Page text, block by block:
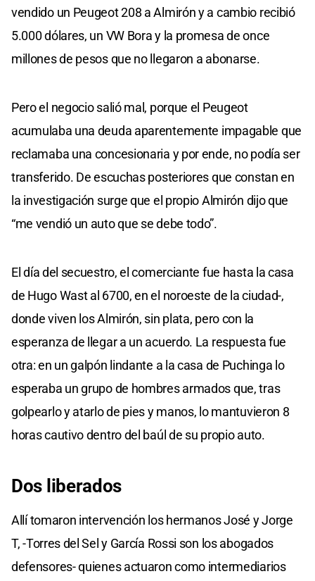
vendido un Peugeot 208 a Almirón y a cambio recibió
5.000 dólares, un VW Bora y la promesa de once
millones de pesos que no llegaron a abonarse.
Pero el negocio salió mal, porque el Peugeot
acumulaba una deuda aparentemente impagable que
reclamaba una concesionaria y por ende, no podía ser
transferido. De escuchas posteriores que constan en
la investigación surge que el propio Almirón dijo que
“me vendió un auto que se debe todo”.
El día del secuestro, el comerciante fue hasta la casa
de Hugo Wast al 6700, en el noroeste de la ciudad-,
donde viven los Almirón, sin plata, pero con la
esperanza de llegar a un acuerdo. La respuesta fue
otra: en un galpón lindante a la casa de Puchinga lo
esperaba un grupo de hombres armados que, tras
golpearlo y atarlo de pies y manos, lo mantuvieron 8
horas cautivo dentro del baúl de su propio auto.
Dos liberados
Allí tomaron intervención los hermanos José y Jorge
T, -Torres del Sel y García Rossi son los abogados
defensores- quienes actuaron como intermediarios